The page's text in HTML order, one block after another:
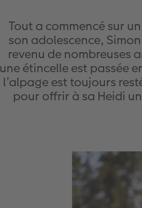
Tout a commencé sur
son adolescence,
revenu de nombreuses
une étincelle est passée
l’alpage est toujours
pour offrir à sa Heidi